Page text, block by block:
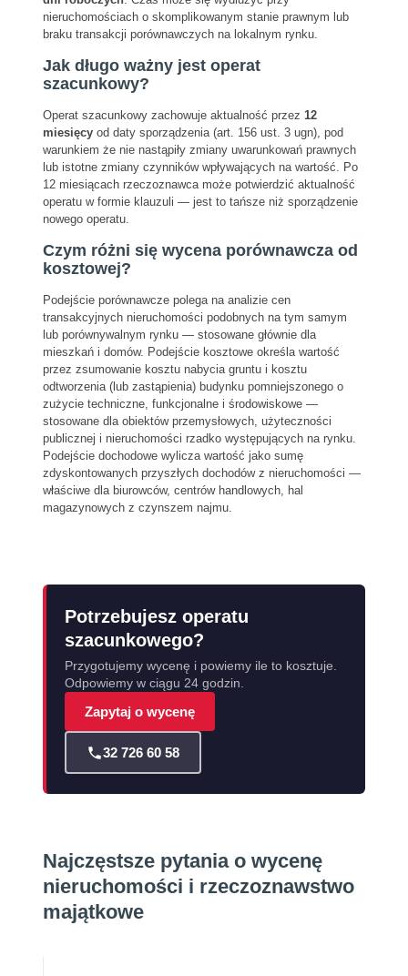
nieruchomościach o skomplikowanym stanie prawnym lub
braku transakcji porównawczych na lokalnym rynku.
Jak długo ważny jest operat
szacunkowy?
Operat szacunkowy zachowuje aktualność przez 12
miesięcyod daty sporządzenia (art. 156 ust. 3 ugn), pod
warunkiem że nie nastąpiły zmiany uwarunkowań prawnych
lub istotne zmiany czynników wpływających na wartość. Po
12 miesiącach rzeczoznawca może potwierdzić aktualność
operatu w formie klauzuli — jest to tańsze niż sporządzenie
nowego operatu.
Czym różni się wycena porównawcza od
kosztowej?
Podejście porównawcze polega na analizie cen
transakcyjnych nieruchomości podobnych na tym samym
lub porównywalnym rynku — stosowane głównie dla
mieszkań i domów. Podejście kosztowe określa wartość
przez zsumowanie kosztu nabycia gruntu i kosztu
odtworzenia (lub zastąpienia) budynku pomniejszonego o
zużycie techniczne, funkcjonalne i środowiskowe —
stosowane dla obiektów przemysłowych, użyteczności
publicznej i nieruchomości rzadko występujących na rynku.
Podejście dochodowe wylicza wartość jako sumę
zdyskontowanych przyszłych dochodów z nieruchomości —
właściwe dla biurowców, centrów handlowych, hal
magazynowych z czynszem najmu.
Potrzebujesz operatu
szacunkowego?
Przygotujemy wycenę i powiemy ile to kosztuje.
Odpowiemy w ciągu 24 godzin.
Zapytaj o wycenę
32 726 60 58
Najczęstsze pytania o wycenę
nieruchomości i rzeczoznawstwo
majątkowe